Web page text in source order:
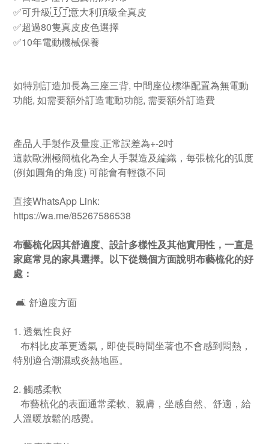
✅可升級🇮🇹意大利頂級全真皮
✅超過80隻真皮皮色選擇
✅10年電動機械保養
如特別訂造加長為三座三背, 中間座位標準配置為無電動
功能, 如需要額外訂造電動功能, 需要額外訂造費
產品人手製作及量度,正常誤差為+-2吋
這款歐洲極簡梳化為全人手製造及編織，每張梳化的弧度
(例如圓角的角度) 可能會有輕微不同
直接WhatsApp Link:
https://wa.me/85267586538
布藝梳化因其舒適度、設計多樣性及其他實用性，一直是
家庭常見的家具選擇。以下從幾個方面說明布藝梳化的好
處：
🛋 舒適度方面
1. 透氣性良好
布料比皮革更透氣，即使長時間坐著也不會感到悶熱，
特別適合潮濕或炎熱地區。
2. 觸感柔軟
布藝梳化的表面通常柔軟、親膚，坐感自然、舒適，給
人溫暖放鬆的感覺。